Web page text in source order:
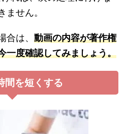
ません。
合は、 動画の内容が著作権
一度確認してみましょう。
間を短くする